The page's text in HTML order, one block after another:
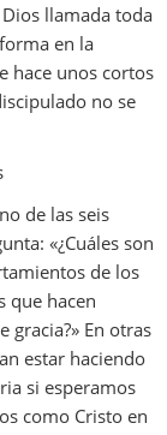
llamada toda
en la
hace unos cortos
no se
de las seis
«¿Cuáles son
de los
que hacen
gracia?» En otras
estar haciendo
si esperamos
como Cristo en